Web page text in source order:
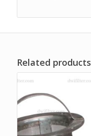
Related products